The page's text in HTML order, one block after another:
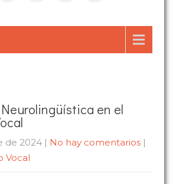
en el
de 2024 | No hay comentarios |
Vocal